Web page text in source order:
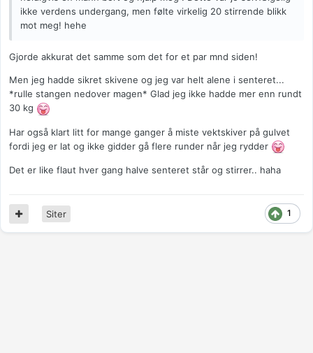
ikke verdens undergang, men følte virkelig 20 stirrende blikk
mot meg! hehe
Gjorde akkurat det samme som det for et par mnd siden!
Men jeg hadde sikret skivene og jeg var helt alene i senteret...
*rulle stangen nedover magen* Glad jeg ikke hadde mer enn rundt
30 kg
Har også klart litt for mange ganger å miste vektskiver på gulvet
fordi jeg er lat og ikke gidder gå flere runder når jeg rydder
Det er like flaut hver gang halve senteret står og stirrer.. haha
1
Siter